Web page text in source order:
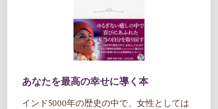
あなたを最高の幸せに導く本
インド5000年の歴史の中で、女性としては